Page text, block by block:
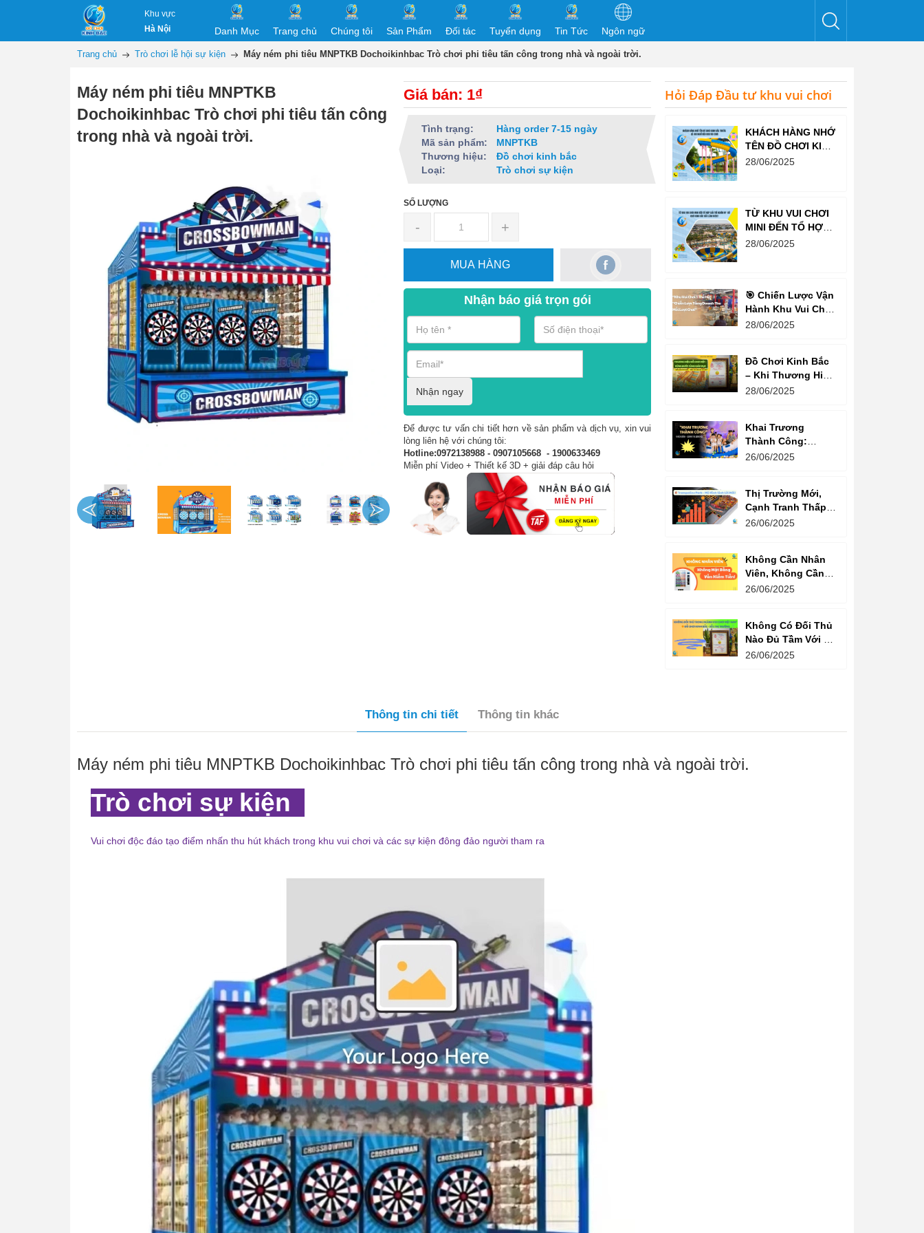
Khu vực
Hà Nội
Danh Mục Trang chủ Chúng tôi Sản Phẩm Đối tác Tuyển dụng Tin Tức Ngôn ngữ
Trang chủ Trò chơi lễ hội sự kiện Máy ném phi tiêu MNPTKB Dochoikinhbac Trò chơi phi tiêu tấn công trong nhà và ngoài trời.
Máy ném phi tiêu MNPTKB
Dochoikinhbac Trò chơi phi tiêu tấn công
trong nhà và ngoài trời.
Giá bán: 1₫
Tình trạng:
Hàng order 7-15 ngày
Mã sản phẩm:
MNPTKB
Thương hiệu:
Đồ chơi kinh bắc
Loại:
Trò chơi sự kiện
SỐ LƯỢNG
- +
MUA HÀNG
Nhận báo giá trọn gói
Nhận ngay
Để được tư vấn chi tiết hơn về sản phẩm và dịch vụ, xin vui
lòng liên hệ với chúng tôi:
Hotline:0972138988 - 0907105668 - 1900633469
Miễn phí Video + Thiết kế 3D + giải đáp câu hỏi
Hỏi Đáp Đầu tư khu vui chơi
KHÁCH HÀNG NHỚ
TÊN ĐỒ CHƠI KINH
BẮC TRƯỚC CẢ
28/06/2025
TỪ KHU VUI CHƠI
MINI ĐẾN TỔ HỢP
GIẢI TRÍ NGHÌN M²
28/06/2025
🎯 Chiến Lược Vận
Hành Khu Vui Chơi
3 Thế Hệ – Tối Đa
28/06/2025
Đồ Chơi Kinh Bắc
– Khi Thương Hiệu
Vững Mạnh Bắt
28/06/2025
Khai Trương
Thành Công:
Khách Nườm
Quyết Là Gì?
26/06/2025
Thị Trường Mới,
Cạnh Tranh Thấp –
Trampoline Park Là
26/06/2025
Không Cần Nhân
Viên, Không Cần
Cửa Hàng – Chỉ
26/06/2025
Không Có Đối Thủ
Nào Đủ Tầm Với Đồ
Chơi Kinh Bắc
26/06/2025
Thông tin chi tiết Thông tin khác
Máy ném phi tiêu MNPTKB Dochoikinhbac Trò chơi phi tiêu tấn công trong nhà và ngoài trời.
Trò chơi sự kiện
Vui chơi độc đáo tạo điểm nhấn thu hút khách trong khu vui chơi và các sự kiện đông đảo người tham ra